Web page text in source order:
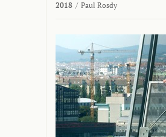
2018 / Paul Rosdy